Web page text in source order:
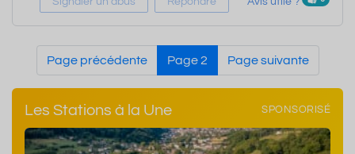
Page précédente Page 2 Page suivante
Les Stations à la Une SPONSORISÉ